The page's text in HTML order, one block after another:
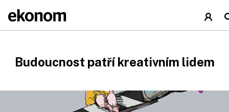
Budoucnost patří kreativním lidem